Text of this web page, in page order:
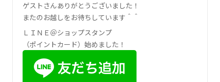
ゲストさんありがとうございました！
またのお越しをお待ちしています＾＾
ＬＩＮＥ＠ショップスタンプ
（ポイントカード）始めました！